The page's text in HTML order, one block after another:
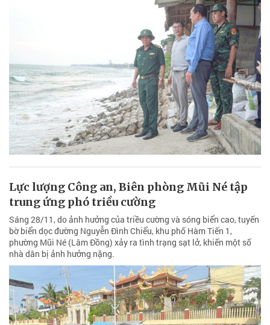
Lực lượng Công an, Biên phòng Mũi Né tập
trung ứng phó triều cường
Sáng 28/11, do ảnh hưởng của triều cường và sóng biển cao, tuyến
bờ biển dọc đường Nguyễn Đình Chiểu, khu phố Hàm Tiến 1,
phường Mũi Né (Lâm Đồng) xảy ra tình trạng sạt lở, khiến một số
nhà dân bị ảnh hưởng nặng.